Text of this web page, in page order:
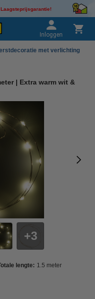
Laagsteprijsgarantie!
Inloggen
met verlichting
| Extra warm wit &
3
lengte: 1.5 meter